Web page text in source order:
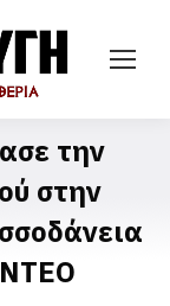
την
στην